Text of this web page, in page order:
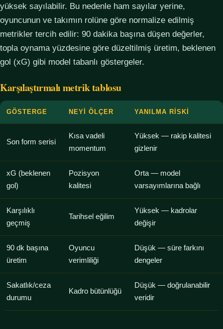
yüksek sayılabilir. Bu nedenle ham sayılar yerine,
oyuncunun ve takımın rolüne göre normalize edilmiş
metrikler tercih edilir: 90 dakika başına düşen değerler,
topla oynama yüzdesine göre düzeltilmiş üretim, beklenen
gol (xG) gibi model tabanlı göstergeler.
Karşılaştırmalı metrik tablosu
GÖSTERGE NEYI ÖLÇER YANILMA RISKI
Son form serisi
Kısa vadeli
momentum
Yüksek — rakip kalitesi
gizlenir
xG (beklenen
gol)
Pozisyon
kalitesi
Orta — model
varsayımlarına bağlı
Karşılıklı
geçmiş
Tarihsel eğilim
Yüksek — kadrolar
değişir
90 dk başına
üretim
Oyuncu
verimliliği
Düşük — süre farkını
dengeler
Sakatlık/ceza
durumu
Kadro bütünlüğü
Düşük — doğrulanabilir
veridir